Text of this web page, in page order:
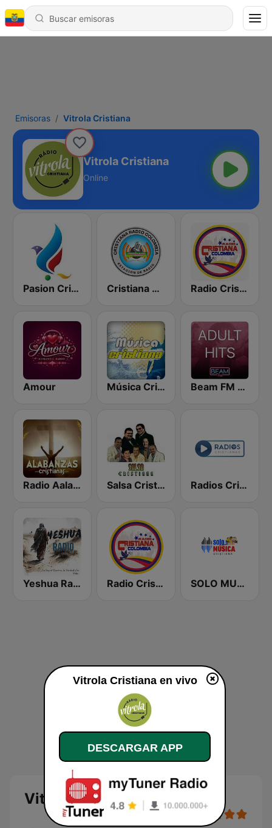
Emisoras Vitrola Cristiana
Vitrola Cristiana
Online
Pasion Cristiana Cristiana Radio Radio Cristiana Colombia
Amour Música Cristiana Beam FM - Adult Hits
Radio Aalabanzas Cristianas Salsa Cristiana Radios Cristianas
Yeshua Radio Cristiana Radio Cristiana Colombiana SOLO MUSICA CRISTIANA
Vitrola Cristiana
Vitrola Cristiana en vivo
DESCARGAR APP